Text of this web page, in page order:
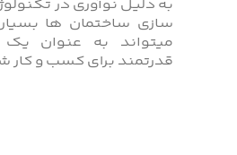
به دلیل نوآوری در
سازی ساختمان ها
میتواند به عنوان یک
قدرتمند برای کسب‌ و کار